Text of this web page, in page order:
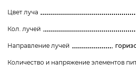
Цвет луча
Кол. лучей
Направление лучей
Количество и напряжение элементов